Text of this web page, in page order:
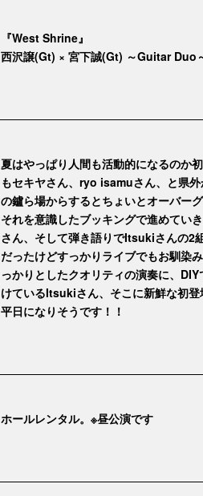
『West Shrine』
西沢譲(Gt) × 宮下誠(Gt) ～Guitar Duo
夏はやっぱり人間も活動的になるのか
もセキヤさん、ryo isamuさん、と県
の鑪ら場からするとちょいとオーバー
それを意識したブッキングで進めてい
さん、そして弾き語りでItsukiさんの2
だったけどすっかりライブでもお馴染
っかりとしたクオリティの演奏に、
けているItsukiさん、そこに新鮮な初
平日になりそうです！！
ホールレンタル。※昼公演です